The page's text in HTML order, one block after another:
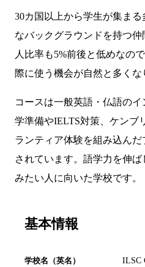
30カ国以上から学生が集ま
なバックグラウンドを持つ
人比率も5%前後と低めなの
際に使う機会が自然と多くな
コースは一般英語・仏語の
学準備やIELTS対策、ケンブ
ランティア体験を組み込ん
されています。語学力を伸
みたい人に向いた学校です。
基本情報
学校名（英名） ILSC